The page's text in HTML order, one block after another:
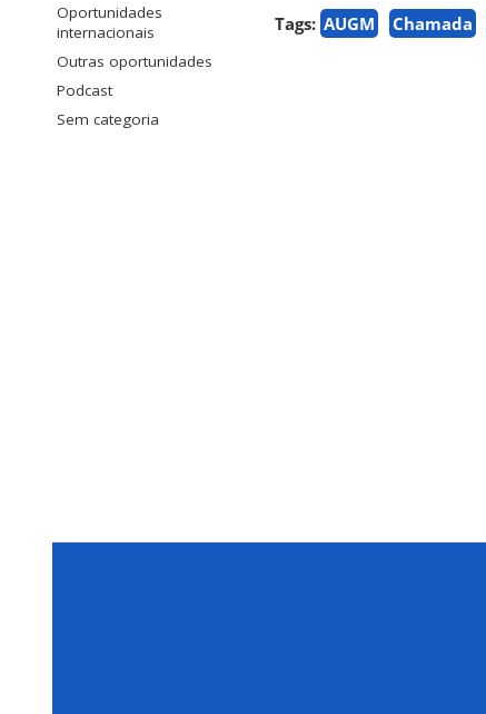
Oportunidades
internacionais
Outras oportunidades
Podcast
Sem categoria
Tags: AUGM Chamada